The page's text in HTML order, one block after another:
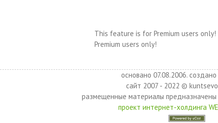
This feature is for Premium users only!
Premium users only!
основано 07.08.2006.
сайт 2007 - 2022 ©
размещенные материалы
проект интернет-холдинга